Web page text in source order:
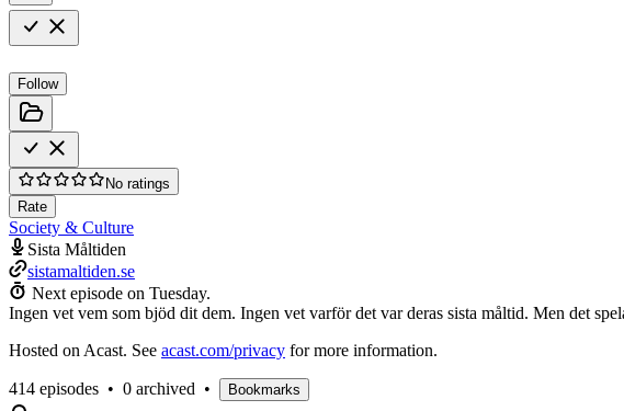
Follow
No ratings
Rate
Society & Culture
Sista Måltiden
sistamaltiden.se
Next episode on Tuesday.
Ingen vet vem som bjöd dit dem. Ingen vet varför det var deras sista måltid. Men det
Hosted on Acast. See acast.com/privacy for more information.
414 episodes • 0 archived • Bookmarks